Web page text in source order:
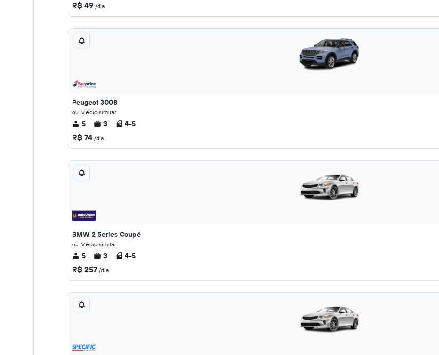
R$ 49 /dia
Peugeot 3008
ou Médio similar
5 3 4-5
R$ 74 /dia
BMW 2 Series Coupé
ou Médio similar
5 3 4-5
R$ 257 /dia